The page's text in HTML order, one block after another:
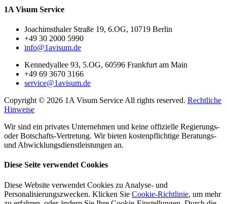
1A Visum Service
Joachimsthaler Straße 19, 6.OG, 10719 Berlin
+49 30 2000 5990
info@1avisum.de
Kennedyallee 93, 5.OG, 60596 Frankfurt am Main
+49 69 3670 3166
service@1avisum.de
Copyright © 2026 1A Visum Service All rights reserved. Rechtliche
Hinweise
Wir sind ein privates Unternehmen und keine offizielle Regierungs-
oder Botschafts-Vertretung. Wir bieten kostenpflichtige Beratungs-
und Abwicklungsdienstleistungen an.
Diese Seite verwendet Cookies
Diese Website verwendet Cookies zu Analyse- und
Personalisierungszwecken. Klicken Sie Cookie-Richtlinie, um mehr